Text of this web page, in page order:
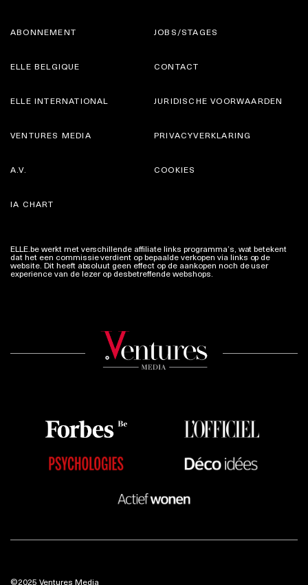
ABONNEMENT
ELLE BELGIQUE
JOBS/STAGES
CONTACT
ELLE INTERNATIONAL
VENTURES MEDIA
JURIDISCHE VOORWAARDEN
PRIVACYVERKLARING
A.V.
IA CHART
COOKIES
ELLE.be werkt met verschillende affiliate links programma’s, wat betekent
dat het een commissie verdient op bepaalde verkopen via links op de
website. Dit heeft absoluut geen effect op de aankopen noch de user
experience van de lezer op desbetreffende webshops.
©2025 Ventures Media